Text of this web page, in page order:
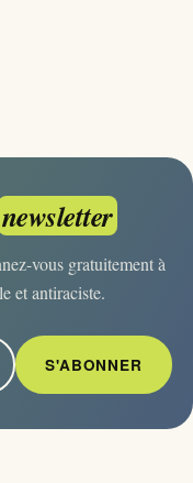
newsletter
vous gratuitement à
et antiraciste.
S'ABONNER